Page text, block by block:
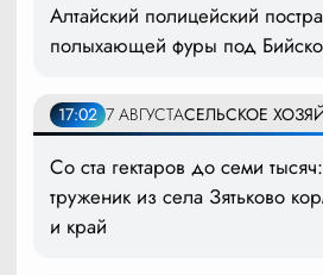
Алтайский полицейский
полыхающей фуры под
17:02 7 АВГУСТАСЕЛЬСКОЕ
Со ста гектаров до семи
труженик из села Зятьково
и край